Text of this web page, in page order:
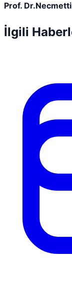
Prof.
İlgili